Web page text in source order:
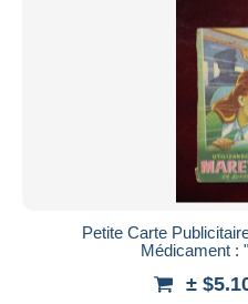
Petite Carte
Médicament :
±